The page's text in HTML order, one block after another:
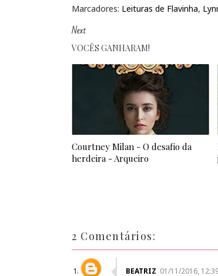
Marcadores: Leituras de Flavinha,
Next
VOCÊS GANHARAM!
Courtney Milan - O desafio da
herdeira - Arqueiro
2 Comentários:
BEATRIZ 01/11/2016,